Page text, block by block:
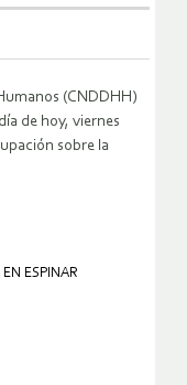
(CNDDHH)
de hoy, viernes
sobre la
EN ESPINAR